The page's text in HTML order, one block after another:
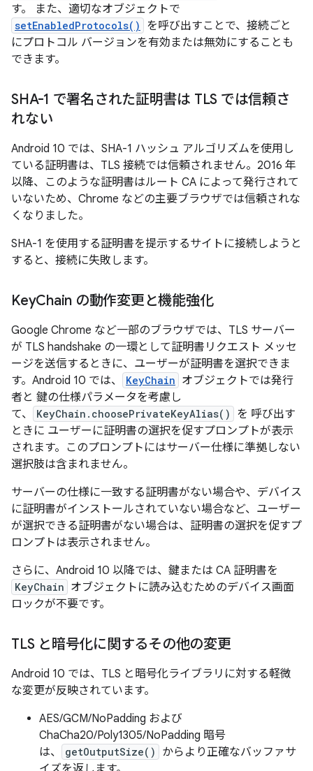
す。 また、適切なオブジェクトで
setEnabledProtocols()
を呼び出すことで、接続ごと
にプロトコル バージョンを有効または無効にすることも
できます。
SHA-1 で署名された証明書は TLS では信頼さ
れない
Android 10 では、SHA-1 ハッシュ アルゴリズムを使用し
ている証明書は、TLS 接続では信頼されません。2016 年
以降、このような証明書はルート CA によって発行されて
いないため、Chrome などの主要ブラウザでは信頼されな
くなりました。
SHA-1 を使用する証明書を提示するサイトに接続しようと
すると、接続に失敗します。
KeyChain の動作変更と機能強化
Google Chrome など一部のブラウザでは、TLS サーバー
が TLS handshake の一環として証明書リクエスト メッセ
ージを送信するときに、ユーザーが証明書を選択できま
す。Android 10 では、
KeyChain オブジェクトでは発行
者と 鍵の仕様パラメータを考慮し
て、
KeyChain.choosePrivateKeyAlias()
を 呼び出す
ときに ユーザーに証明書の選択を促すプロンプトが表示
されます。このプロンプトにはサーバー仕様に準拠しない
選択肢は含まれません。
サーバーの仕様に一致する証明書がない場合や、デバイス
に証明書がインストールされていない場合など、ユーザー
が選択できる証明書がない場合は、証明書の選択を促すプ
ロンプトは表示されません。
さらに、Android 10 以降では、鍵または CA 証明書を
KeyChain オブジェクトに読み込むためのデバイス画面
ロックが不要です。
TLS と暗号化に関するその他の変更
Android 10 では、TLS と暗号化ライブラリに対する軽微
な変更が反映されています。
AES/GCM/NoPadding および
ChaCha20/Poly1305/NoPadding 暗号
は、
getOutputSize()
からより正確なバッファサ